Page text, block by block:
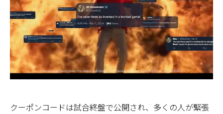
クーポンコードは試合終盤で公開され、多くの人が緊張